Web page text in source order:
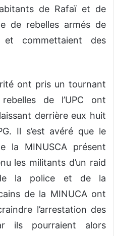
de Rafaï et de
de rebelles armés de
et commettaient des
ont pris un tournant
de l’UPC ont
derrière eux huit
Il s’est avéré que le
la MINUSCA présent
les militants d’un raid
la police et de la
de la MINUCA ont
l’arrestation des
ils pourraient alors